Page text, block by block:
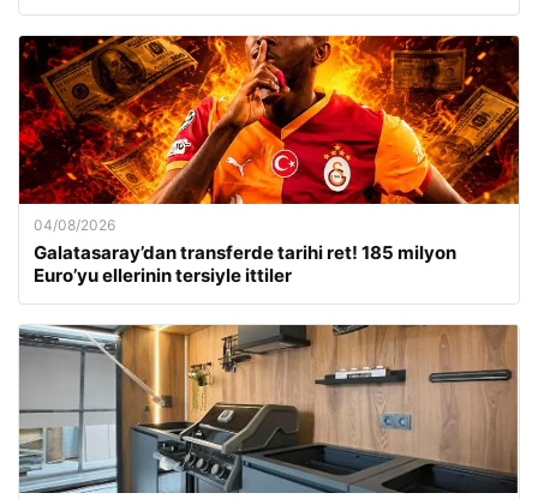
04/08/2026
Galatasaray’dan transferde tarihi ret! 185 milyon
Euro’yu ellerinin tersiyle ittiler